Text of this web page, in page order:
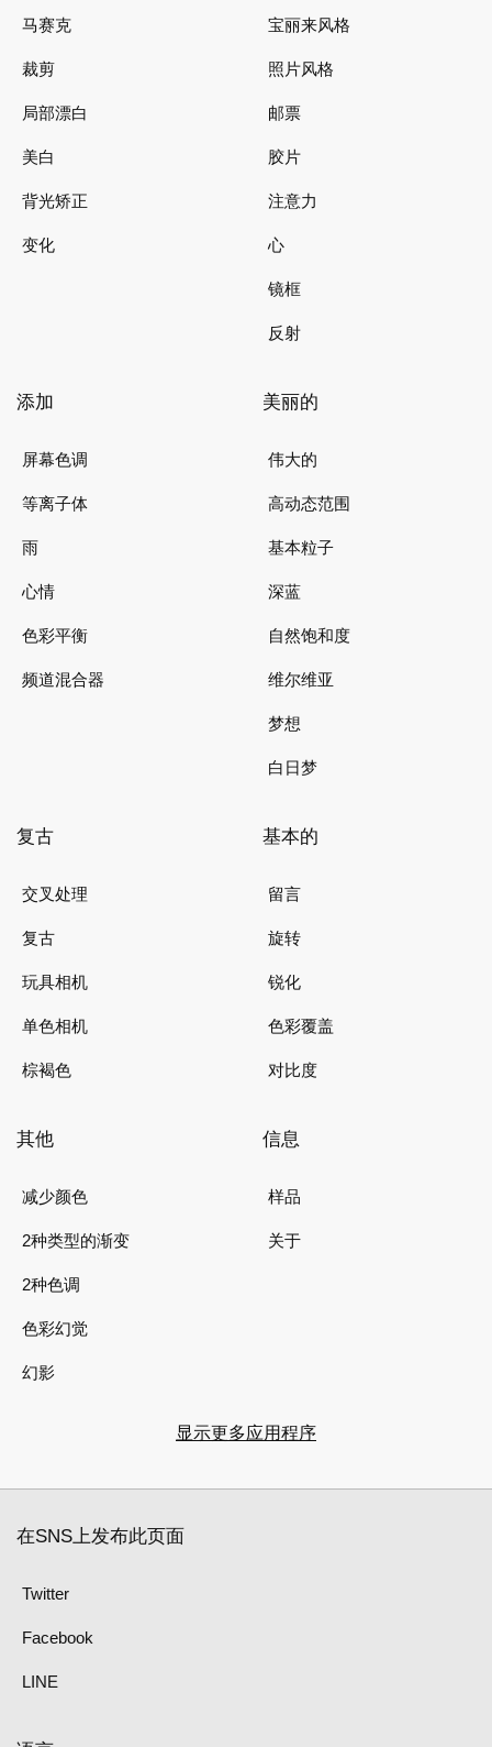
马赛克
裁剪
局部漂白
美白
背光矫正
变化
宝丽来风格
照片风格
邮票
胶片
注意力
心
镜框
反射
添加
屏幕色调
等离子体
雨
心情
色彩平衡
频道混合器
美丽的
伟大的
高动态范围
基本粒子
深蓝
自然饱和度
维尔维亚
梦想
白日梦
复古
交叉处理
复古
玩具相机
单色相机
棕褐色
基本的
留言
旋转
锐化
色彩覆盖
对比度
其他
减少颜色
2种类型的渐变
2种色调
色彩幻觉
幻影
信息
样品
关于
显示更多应用程序
在SNS上发布此页面
Twitter
Facebook
LINE